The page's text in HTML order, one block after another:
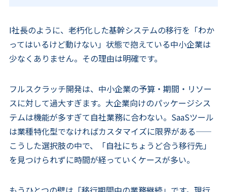
I社長のように、老朽化した基幹システムの移行を「わか
ってはいるけど動けない」状態で抱えている中小企業は
少なくありません。その理由は明確です。
フルスクラッチ開発は、中小企業の予算・期間・リソー
スに対して過大すぎます。大企業向けのパッケージシス
テムは機能が多すぎて自社業務に合わない。SaaSツール
は業種特化型でなければカスタマイズに限界がある——
こうした選択肢の中で、「自社にちょうど合う移行先」
を見つけられずに時間が経っていくケースが多い。